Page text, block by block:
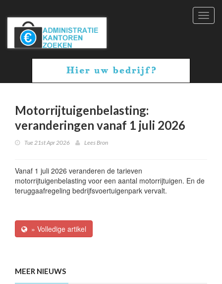
Motorrijtuigenbelasting:
veranderingen vanaf 1 juli 2026
Tue 21st Apr 2026 Lees Bron
Vanaf 1 juli 2026 veranderen de tarieven
motorrijtuigenbelasting voor een aantal motorrijtuigen. En de
teruggaafregeling bedrijfsvoertuigenpark vervalt.
» Volledige artikel
MEER NIEUWS